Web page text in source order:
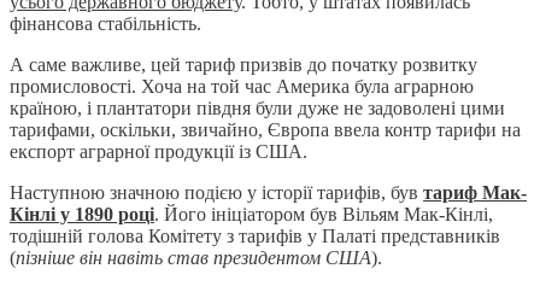
фінансова стабільність.
А саме важливе, цей тариф призвів до початку розвитку
промисловості. Хоча на той час Америка була аграрною
країною, і плантатори півдня були дуже не задоволені цими
тарифами, оскільки, звичайно, Європа ввела контр тарифи на
експорт аграрної продукції із США.
Наступною значною подією у історії тарифів, був тариф Мак-
Кінлі у 1890 році. Його ініціатором був Вільям Мак-Кінлі,
тодішній голова Комітету з тарифів у Палаті представників
(пізніше він навіть став президентом США).